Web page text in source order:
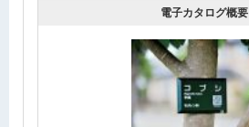
電子カタログ概要